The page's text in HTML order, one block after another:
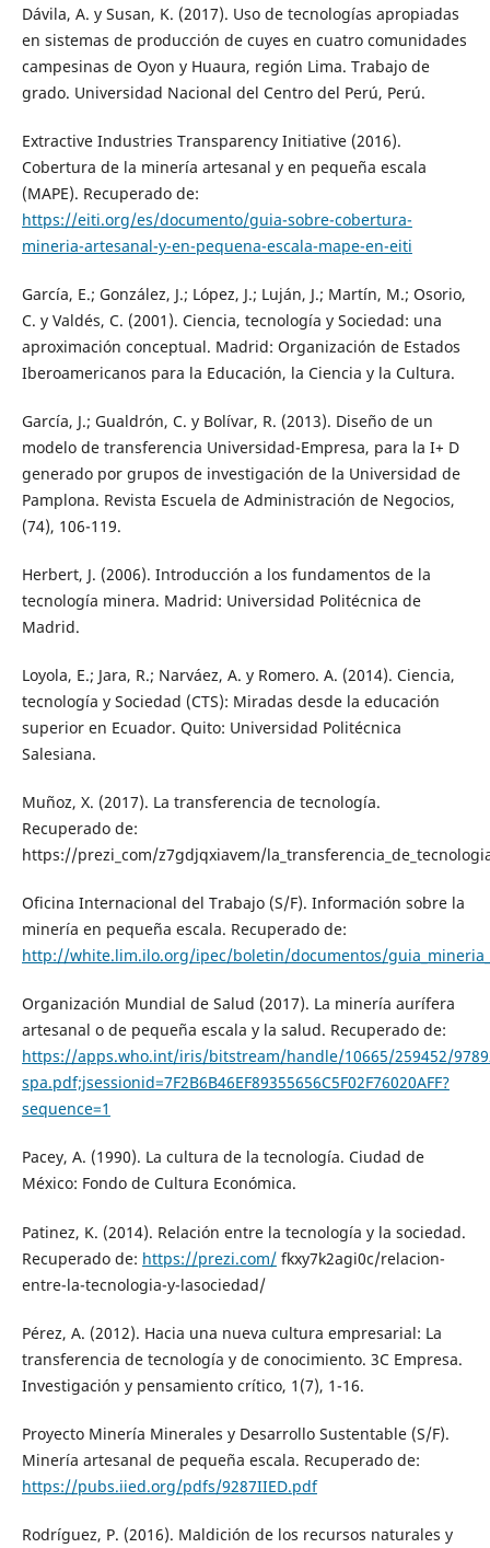
Dávila, A. y Susan, K. (2017). Uso de tecnologías apropiadas
en sistemas de producción de cuyes en cuatro comunidades
campesinas de Oyon y Huaura, región Lima. Trabajo de
grado. Universidad Nacional del Centro del Perú, Perú.
Extractive Industries Transparency Initiative (2016).
Cobertura de la minería artesanal y en pequeña escala
(MAPE). Recuperado de:
https://eiti.org/es/documento/guia-sobre-cobertura-
mineria-artesanal-y-en-pequena-escala-mape-en-eiti
García, E.; González, J.; López, J.; Luján, J.; Martín, M.; Osorio,
C. y Valdés, C. (2001). Ciencia, tecnología y Sociedad: una
aproximación conceptual. Madrid: Organización de Estados
Iberoamericanos para la Educación, la Ciencia y la Cultura.
García, J.; Gualdrón, C. y Bolívar, R. (2013). Diseño de un
modelo de transferencia Universidad-Empresa, para la I+ D
generado por grupos de investigación de la Universidad de
Pamplona. Revista Escuela de Administración de Negocios,
(74), 106-119.
Herbert, J. (2006). Introducción a los fundamentos de la
tecnología minera. Madrid: Universidad Politécnica de
Madrid.
Loyola, E.; Jara, R.; Narváez, A. y Romero. A. (2014). Ciencia,
tecnología y Sociedad (CTS): Miradas desde la educación
superior en Ecuador. Quito: Universidad Politécnica
Salesiana.
Muñoz, X. (2017). La transferencia de tecnología.
Recuperado de:
https://prezi_com/z7gdjqxiavem/
Oficina Internacional del Trabajo (S/F). Información sobre la
minería en pequeña escala. Recuperado de:
http://white.lim.ilo.org/ipec/boletin/documentos/
Organización Mundial de Salud (2017). La minería aurífera
artesanal o de pequeña escala y la salud. Recuperado de:
https://apps.who.int/iris/bitstream/handle/10665/259452/
spa.pdf;jsessionid=7F2B6B46EF89355656C5F02F76020AFF?
sequence=1
Pacey, A. (1990). La cultura de la tecnología. Ciudad de
México: Fondo de Cultura Económica.
Patinez, K. (2014). Relación entre la tecnología y la sociedad.
Recuperado de: https://prezi.com/fkxy7k2agi0c/relacion-
entre-la-tecnologia-y-lasociedad/
Pérez, A. (2012). Hacia una nueva cultura empresarial: La
transferencia de tecnología y de conocimiento. 3C Empresa.
Investigación y pensamiento crítico, 1(7), 1-16.
Proyecto Minería Minerales y Desarrollo Sustentable (S/F).
Minería artesanal de pequeña escala. Recuperado de:
https://pubs.iied.org/pdfs/9287IIED.pdf
Rodríguez, P. (2016). Maldición de los recursos naturales y